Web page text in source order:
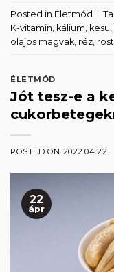
Posted in Életmód |
K-vitamin kálium kesu
olajos magvak réz rost
ÉLETMÓD
Jót tesz-e a
POSTED ON 2022.04.22.
22
ápr